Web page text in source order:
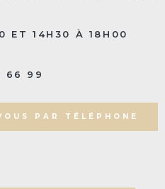
ET 14H30 À 18H00
66 99
PAR TÉLÉPHONE